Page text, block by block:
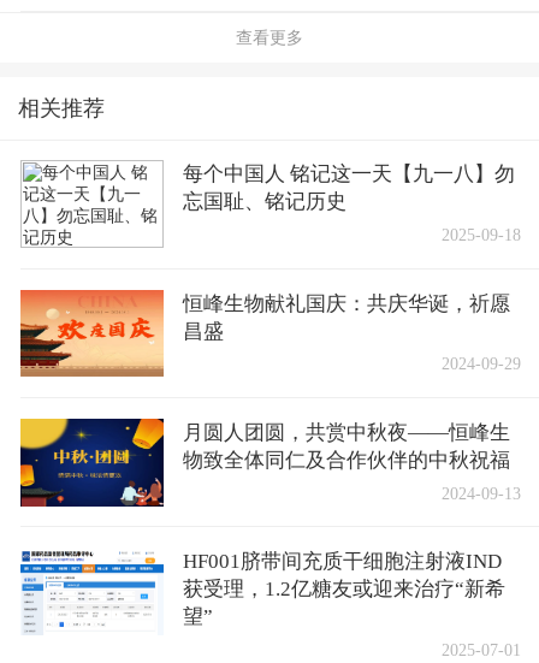
查看更多
相关推荐
每个中国人 铭记这一天【九一八】勿
忘国耻、铭记历史
2025-09-18
恒峰生物献礼国庆：共庆华诞，祈愿
昌盛
2024-09-29
月圆人团圆，共赏中秋夜——恒峰生
物致全体同仁及合作伙伴的中秋祝福
2024-09-13
HF001脐带间充质干细胞注射液IND
获受理，1.2亿糖友或迎来治疗“新希
望”
2025-07-01